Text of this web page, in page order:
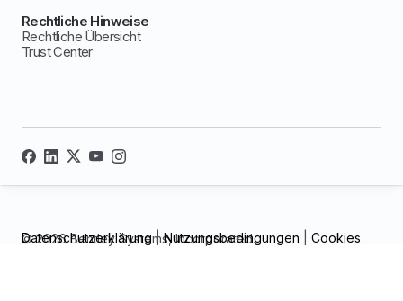
Rechtliche Hinweise
Rechtliche Übersicht
Trust Center
© 2026 Bentley Systems, Incorporated.
Datenschutzerklärung|Nutzungsbedingungen Cookies